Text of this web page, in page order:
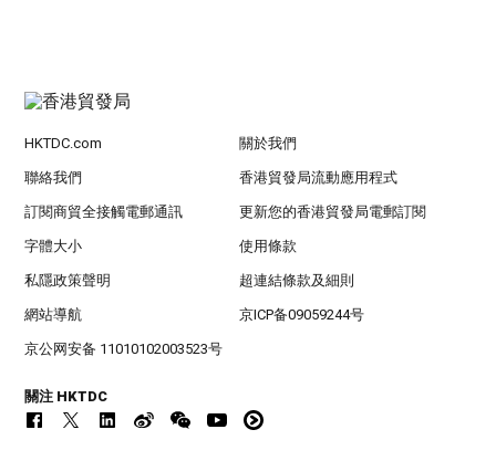
HKTDC.com 關於我們
聯絡我們 香港貿發局流動應用程式
訂閱商貿全接觸電郵通訊 更新您的香港貿發局電郵訂閱
字體大小 使用條款
私隱政策聲明 超連結條款及細則
網站導航 京ICP备09059244号
京公网安备 11010102003523号
關注 HKTDC